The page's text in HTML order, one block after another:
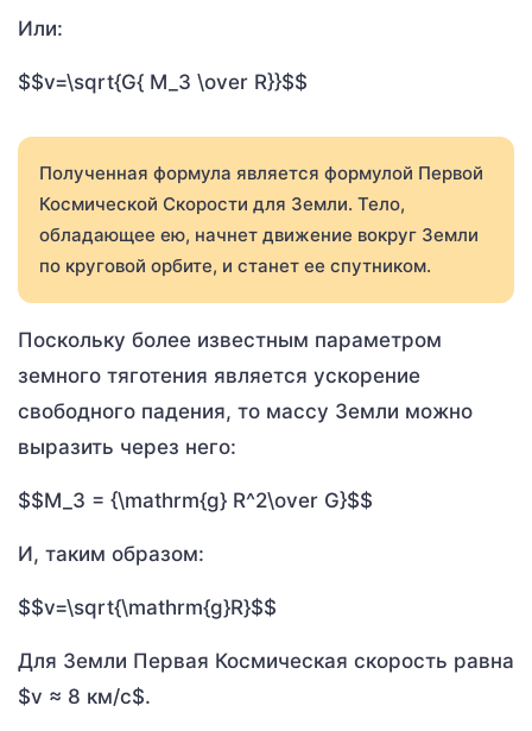
Или:
$$v=\sqrt{G{ M_З \over R}}$$
Полученная формула является формулой Первой
Космической Скорости для Земли. Тело,
обладающее ею, начнет движение вокруг Земли
по круговой орбите, и станет ее спутником.
Поскольку более известным параметром
земного тяготения является ускорение
свободного падения, то массу Земли можно
выразить через него:
$$M_З = {\mathrm{g} R^2\over G}$$
И, таким образом:
$$v=\sqrt{\mathrm{g}R}$$
Для Земли Первая Космическая скорость равна
$v ≈ 8 км/с$.